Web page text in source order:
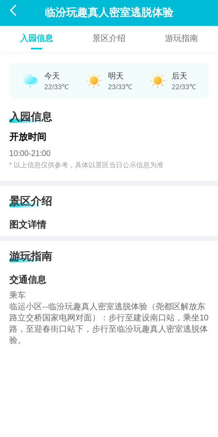
 临汾玩趣真人密室逃脱体验
入园信息 景区介绍 游玩指南
今天
22/33℃
明天
23/33℃
后天
22/33℃
入园信息
开放时间
10:00-21:00
* 以上信息仅供参考，具体以景区当日公示信息为准
景区介绍
图文详情
游玩指南
交通信息
乘车
临运小区--临汾玩趣真人密室逃脱体验（尧都区解放东
路立交桥国家电网对面）：步行至建设南口站，乘坐10
路，至迎春街口站下，步行至临汾玩趣真人密室逃脱体
验。